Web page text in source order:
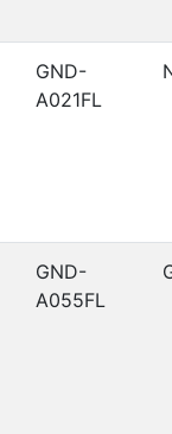
GND-
A021FL
GND-
A055FL